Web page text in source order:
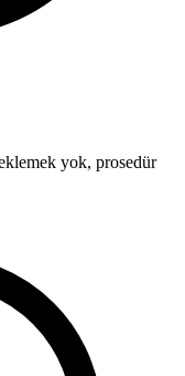
yok, prosedür